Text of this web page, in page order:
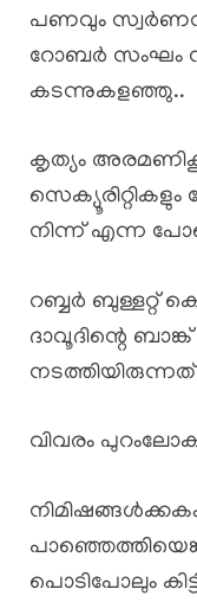
പണവും
റോബർ സംഘം
കടന്നുകളഞ്ഞു..
കൃത്യം
നിന്ന് എന്ന
റബ്ബർ ബുള്ളറ്റ്
ദാവൂദിന്റെ
വിവരം
പൊടിപോലും